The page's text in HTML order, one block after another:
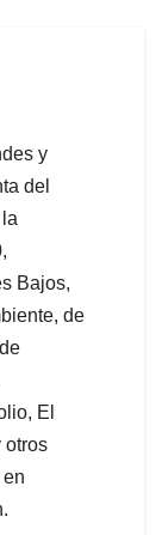
y
del
Bajos,
de
El
otros